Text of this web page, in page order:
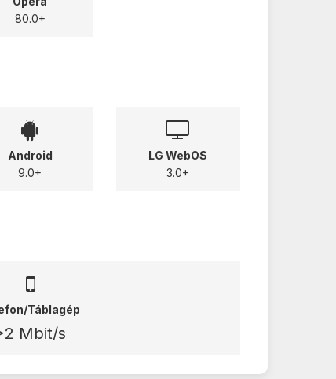
80.0+
Android
9.0+
LG WebOS
3.0+
Táblagép
Mbit/s